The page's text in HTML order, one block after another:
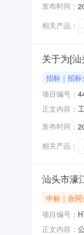
发布时间：
相关产品：
关于为[
招标｜招标
项目编号：
正文内容：
发布时间：
相关产品：
汕头市濠
中标｜合同
项目编号：
正文内容：